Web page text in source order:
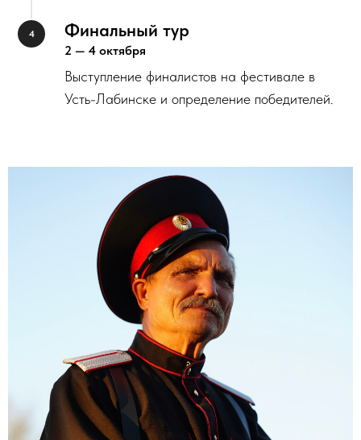
Финальный тур
2 — 4 октября
Выступление финалистов на фестивале в
Усть-Лабинске и определение победителей.